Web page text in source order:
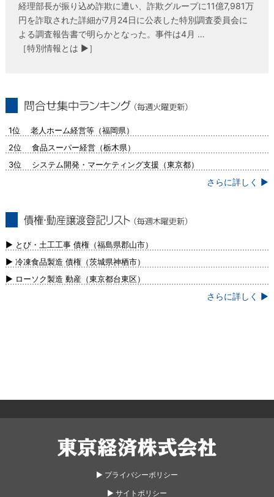
経理部長が振り込め詐欺に遭い、詐欺グループに11億7,981万
円を詐取された詳細が7月24日に公表した特別調査委員会に
よる調査報告書で明らかとなった。事件は4月 …
［特別情報とは ▶］
1位 老人ホーム経営等（福岡県）
2位 食品スーパー経営（栃木県）
3位 システム開発・マーケティング支援（東京都）
さらに詳しく ▶
新）
▶ とび・土工工事 債権（福島県郡山市）
▶ 冷凍食品製造 債権（茨城県神栖市）
▶ ローソク製造 動産（東京都台東区）
さらに詳しく ▶
▶︎ プライバシーポリシー
▶︎ サイトポリシー